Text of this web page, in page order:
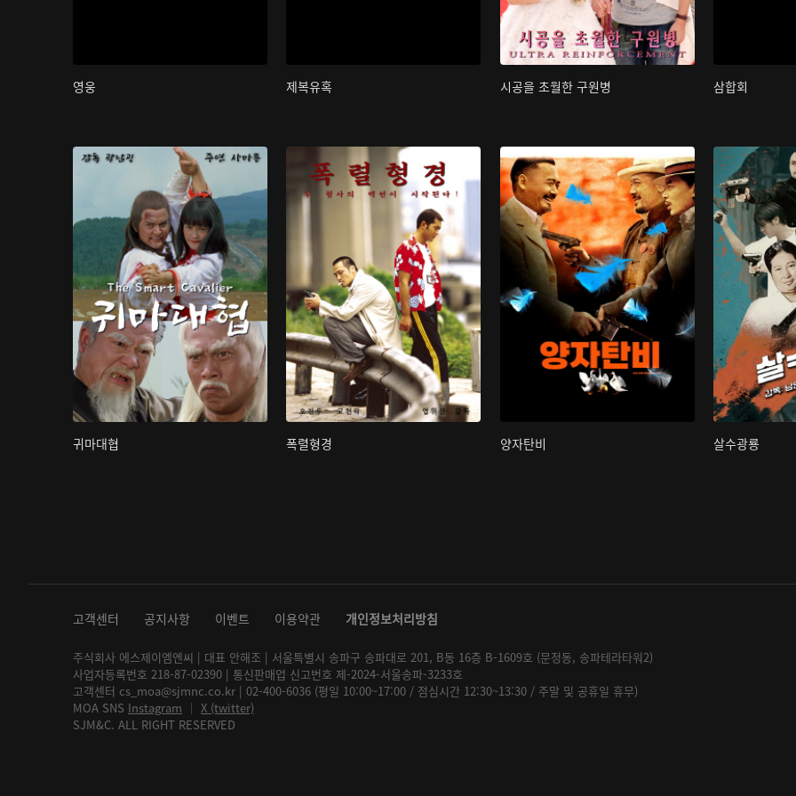
영웅 제복유혹 시공을 초월한 구원병 삼합회
귀마대협 폭렬형경 양자탄비 살수광룡
고객센터 공지사항 이벤트 이용약관 개인정보처리방침
주식회사 에스제이엠엔씨 | 대표 안해조 | 서울특별시 송파구 송파대로 201, B동 16층 B-1609호 (문정동, 송파테라타워2)
사업자등록번호 218-87-02390 | 통신판매업 신고번호 제-2024-서울송파-3233호
고객센터 cs_moa@sjmnc.co.kr | 02-400-6036 (평일 10:00~17:00 / 점심시간 12:30~13:30 / 주말 및 공휴일 휴무)
MOA SNS Instagram │ X (twitter)
SJM&C. ALL RIGHT RESERVED